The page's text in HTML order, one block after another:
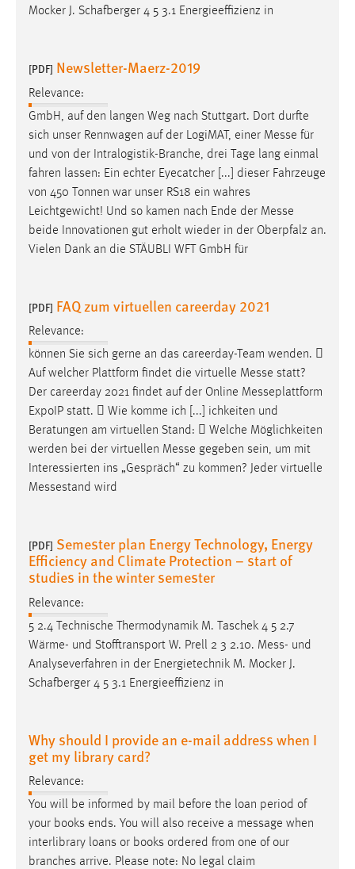
Mocker J. Schafberger 4 5 3.1 Energieeffizienz in
[PDF] Newsletter-Maerz-2019
Relevance:
GmbH, auf den langen Weg nach Stuttgart. Dort durfte
sich unser Rennwagen auf der LogiMAT, einer Messe für
und von der Intralogistik-Branche, drei Tage lang einmal
fahren lassen: Ein echter Eyecatcher [...] dieser Fahrzeuge
von 450 Tonnen war unser RS18 ein wahres
Leichtgewicht! Und so kamen nach Ende der Messe
beide Innovationen gut erholt wieder in der Oberpfalz an.
Vielen Dank an die STÄUBLI WFT GmbH für
[PDF] FAQ zum virtuellen careerday 2021
Relevance:
können Sie sich gerne an das careerday-Team wenden. 
Auf welcher Plattform findet die virtuelle Messe statt?
Der careerday 2021 findet auf der Online Messeplattform
ExpoIP statt.  Wie komme ich [...] ichkeiten und
Beratungen am virtuellen Stand:  Welche Möglichkeiten
werden bei der virtuellen Messe gegeben sein, um mit
Interessierten ins „Gespräch“ zu kommen? Jeder virtuelle
Messestand wird
[PDF] Semester plan Energy Technology, Energy
Efficiency and Climate Protection – start of
studies in the winter semester
Relevance:
5 2.4 Technische Thermodynamik M. Taschek 4 5 2.7
Wärme- und Stofftransport W. Prell 2 3 2.10. Mess- und
Analyseverfahren in der Energietechnik M. Mocker J.
Schafberger 4 5 3.1 Energieeffizienz in
Why should I provide an e-mail address when I
get my library card?
Relevance:
You will be informed by mail before the loan period of
your books ends. You will also receive a message when
interlibrary loans or books ordered from one of our
branches arrive. Please note: No legal claim